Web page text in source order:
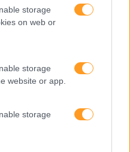
storage
on web or
storage
website or app.
storage